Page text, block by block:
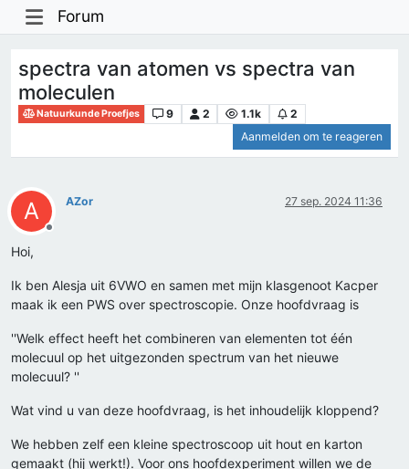
Forum
spectra van atomen vs spectra van
moleculen
Natuurkunde Proefjes 9 2 1.1k
2
Aanmelden om te reageren
A
Offline
AZor 27 sep. 2024 11:36
Hoi,
Ik ben Alesja uit 6VWO en samen met mijn klasgenoot Kacper
maak ik een PWS over spectroscopie. Onze hoofdvraag is
''Welk effect heeft het combineren van elementen tot één
molecuul op het uitgezonden spectrum van het nieuwe
molecuul? ''
Wat vind u van deze hoofdvraag, is het inhoudelijk kloppend?
We hebben zelf een kleine spectroscoop uit hout en karton
gemaakt (hij werkt!). Voor ons hoofdexperiment willen we de